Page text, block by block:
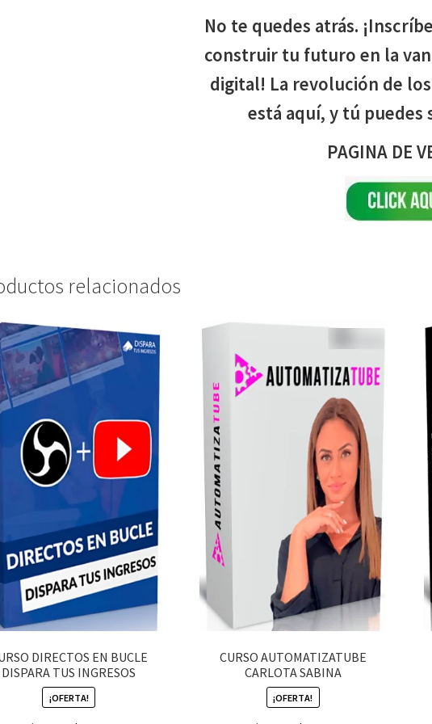
No te quedes atrás.
construir tu futuro en la
digital! La revolución de
está aquí, y tú puedes
PAGINA DE
relacionados
DIRECTOS EN BUCLE
DISPARA TUS INGRESOS
¡OFERTA!
CURSO AUTOMATIZATUBE
CARLOTA SABINA
¡OFERTA!